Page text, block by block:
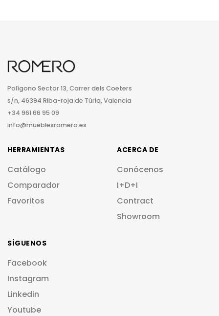
Polígono Sector 13, Carrer dels Coeters
s/n, 46394 Riba-roja de Túria, Valencia
+34 961 66 95 09
info@mueblesromero.es
HERRAMIENTAS
Catálogo
Comparador
Favoritos
ACERCA DE
Conócenos
I+D+I
Contract
Showroom
SÍGUENOS
Facebook
Instagram
Linkedin
Youtube